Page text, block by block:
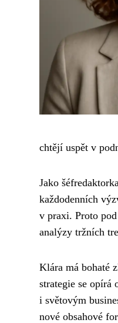
chtějí uspět v
Jako
každodenních
v praxi. Proto
analýzy tržních
Klára má bohaté
strategie se opírá
i světovým
nové obsahové